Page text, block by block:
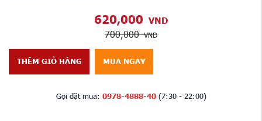
620,000 VND
700,000VND
THÊM GIỎ HÀNG MUA NGAY
Gọi đặt mua: 0978-4888-40(7:30 - 22:00)